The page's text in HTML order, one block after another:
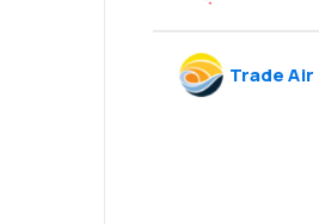
Trade Air